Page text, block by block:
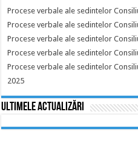
Procese verbale ale sedintelor
Procese verbale ale sedintelor
Procese verbale ale sedintelor
Procese verbale ale sedintelor
Procese verbale ale sedintelor
2025
Ultimele actualizări